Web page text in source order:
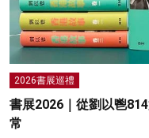
2026書展巡禮
書展2026｜從劉以鬯
常